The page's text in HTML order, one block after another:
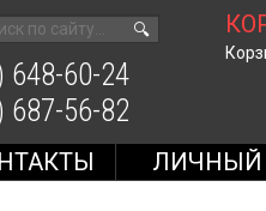
🔍
648-60-24
687-56-82
ЛИЧНЫЙ